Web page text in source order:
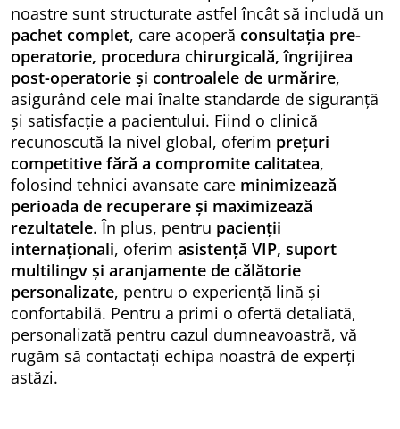
noastre sunt structurate astfel încât să includă un
pachet complet, care acoperă consultația pre-
operatorie, procedura chirurgicală, îngrijirea
post-operatorie și controalele de urmărire,
asigurând cele mai înalte standarde de siguranță
și satisfacție a pacientului. Fiind o clinică
recunoscută la nivel global, oferim prețuri
competitive fără a compromite calitatea,
folosind tehnici avansate care minimizează
perioada de recuperare și maximizează
rezultatele. În plus, pentru pacienții
internaționali, oferim asistență VIP, suport
multilingv și aranjamente de călătorie
personalizate, pentru o experiență lină și
confortabilă. Pentru a primi o ofertă detaliată,
personalizată pentru cazul dumneavoastră, vă
rugăm să contactați echipa noastră de experți
astăzi.